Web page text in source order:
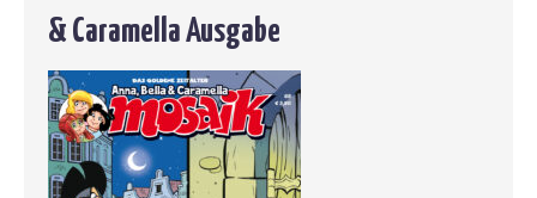
& Caramella Ausgabe